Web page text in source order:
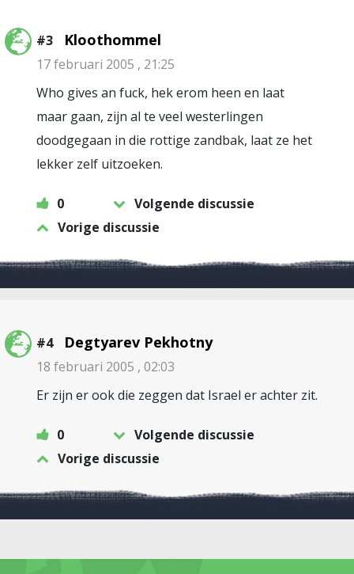
#3 Kloothommel
17 februari 2005 , 21:25
Who gives an fuck, hek erom heen en laat
maar gaan, zijn al te veel westerlingen
doodgegaan in die rottige zandbak, laat ze het
lekker zelf uitzoeken.
0
Volgende discussie
Vorige discussie
#4 Degtyarev Pekhotny
18 februari 2005 , 02:03
Er zijn er ook die zeggen dat Israel er achter zit.
0
Volgende discussie
Vorige discussie